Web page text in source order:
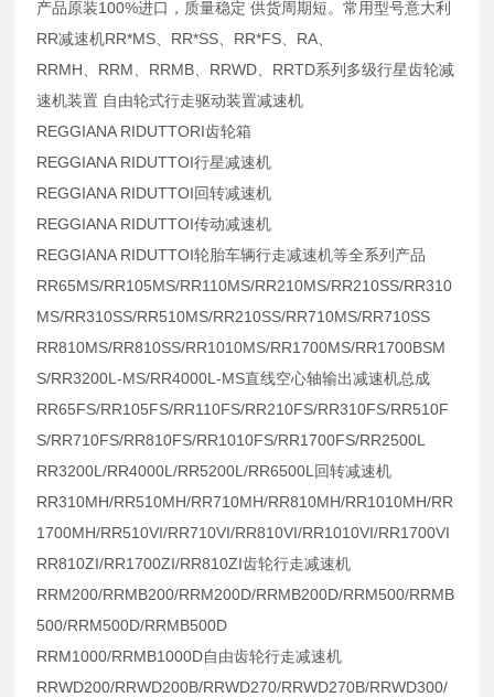
产品原装100%进口，质量稳定 供货周期短。常用型号意大利
RR减速机RR*MS、RR*SS、RR*FS、RA、
RRMH、RRM、RRMB、RRWD、RRTD系列多级行星齿轮减
速机装置 自由轮式行走驱动装置减速机
REGGIANA RIDUTTORI齿轮箱
REGGIANA RIDUTTOI行星减速机
REGGIANA RIDUTTOI回转减速机
REGGIANA RIDUTTOI传动减速机
REGGIANA RIDUTTOI轮胎车辆行走减速机等全系列产品
RR65MS/RR105MS/RR110MS/RR210MS/RR210SS/RR310
MS/RR310SS/RR510MS/RR210SS/RR710MS/RR710SS
RR810MS/RR810SS/RR1010MS/RR1700MS/RR1700BSM
S/RR3200L-MS/RR4000L-MS直线空心轴输出减速机总成
RR65FS/RR105FS/RR110FS/RR210FS/RR310FS/RR510F
S/RR710FS/RR810FS/RR1010FS/RR1700FS/RR2500L
RR3200L/RR4000L/RR5200L/RR6500L回转减速机
RR310MH/RR510MH/RR710MH/RR810MH/RR1010MH/RR
1700MH/RR510VI/RR710VI/RR810VI/RR1010VI/RR1700VI
RR810ZI/RR1700ZI/RR810ZI齿轮行走减速机
RRM200/RRMB200/RRM200D/RRMB200D/RRM500/RRMB
500/RRM500D/RRMB500D
RRM1000/RRMB1000D自由齿轮行走减速机
RRWD200/RRWD200B/RRWD270/RRWD270B/RRWD300/